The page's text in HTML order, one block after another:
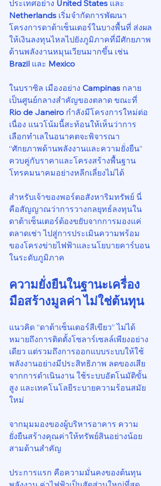
ประเทศอย่าง United States และ
Netherlands เริ่มจำกัดการพัฒนา
โครงการดาต้าเซ็นเตอร์ในบางพื้นที่ ส่งผล
ให้เงินลงทุนไหลไปยังภูมิภาคที่มีศักยภาพ
ด้านพลังงานหมุนเวียนมากขึ้น เช่น
Brazil และ Mexico
ในบราซิล เมืองอย่าง Campinas กลาย
เป็นศูนย์กลางสำคัญของตลาด ขณะที่
Rio de Janeiro กำลังมีโครงการใหม่ต่อ
เนื่อง แนวโน้มนี้สะท้อนให้เห็นว่าการ
เลือกทำเลในอนาคตจะพิจารณา
“ศักยภาพด้านพลังงานและความยั่งยืน”
ควบคู่กับราคาและโครงสร้างพื้นฐาน
โทรคมนาคมอย่างหลีกเลี่ยงไม่ได้
สำหรับเจ้าของพอร์ตอสังหาริมทรัพย์ นี่
คือสัญญาณว่าการวางกลยุทธ์ลงทุนใน
ดาต้าเซ็นเตอร์ต้องขยับจากการมองแค่
ตลาดเช่า ไปสู่การประเมินความพร้อม
ของโครงข่ายไฟฟ้าและนโยบายคาร์บอน
ในระดับภูมิภาค
ความยั่งยืนในฐานะเครื่อง
มือสร้างมูลค่า ไม่ใช่ต้นทุน
แนวคิด “ดาต้าเซ็นเตอร์สีเขียว” ไม่ได้
หมายถึงการติดตั้งโซลาร์เซลล์เพียงอย่าง
เดียว แต่รวมถึงการออกแบบระบบให้ใช้
พลังงานอย่างมีประสิทธิภาพ ลดของเสีย
จากการดำเนินงาน ใช้ระบบอัตโนมัติขั้น
สูง และเทคโนโลยีระบายความร้อนสมัย
ใหม่
จากมุมมองของผู้บริหารอาคาร ความ
ยั่งยืนสร้างคุณค่าให้ทรัพย์สินอย่างน้อย
สามด้านสำคัญ
ประการแรก คือความมั่นคงของต้นทุน